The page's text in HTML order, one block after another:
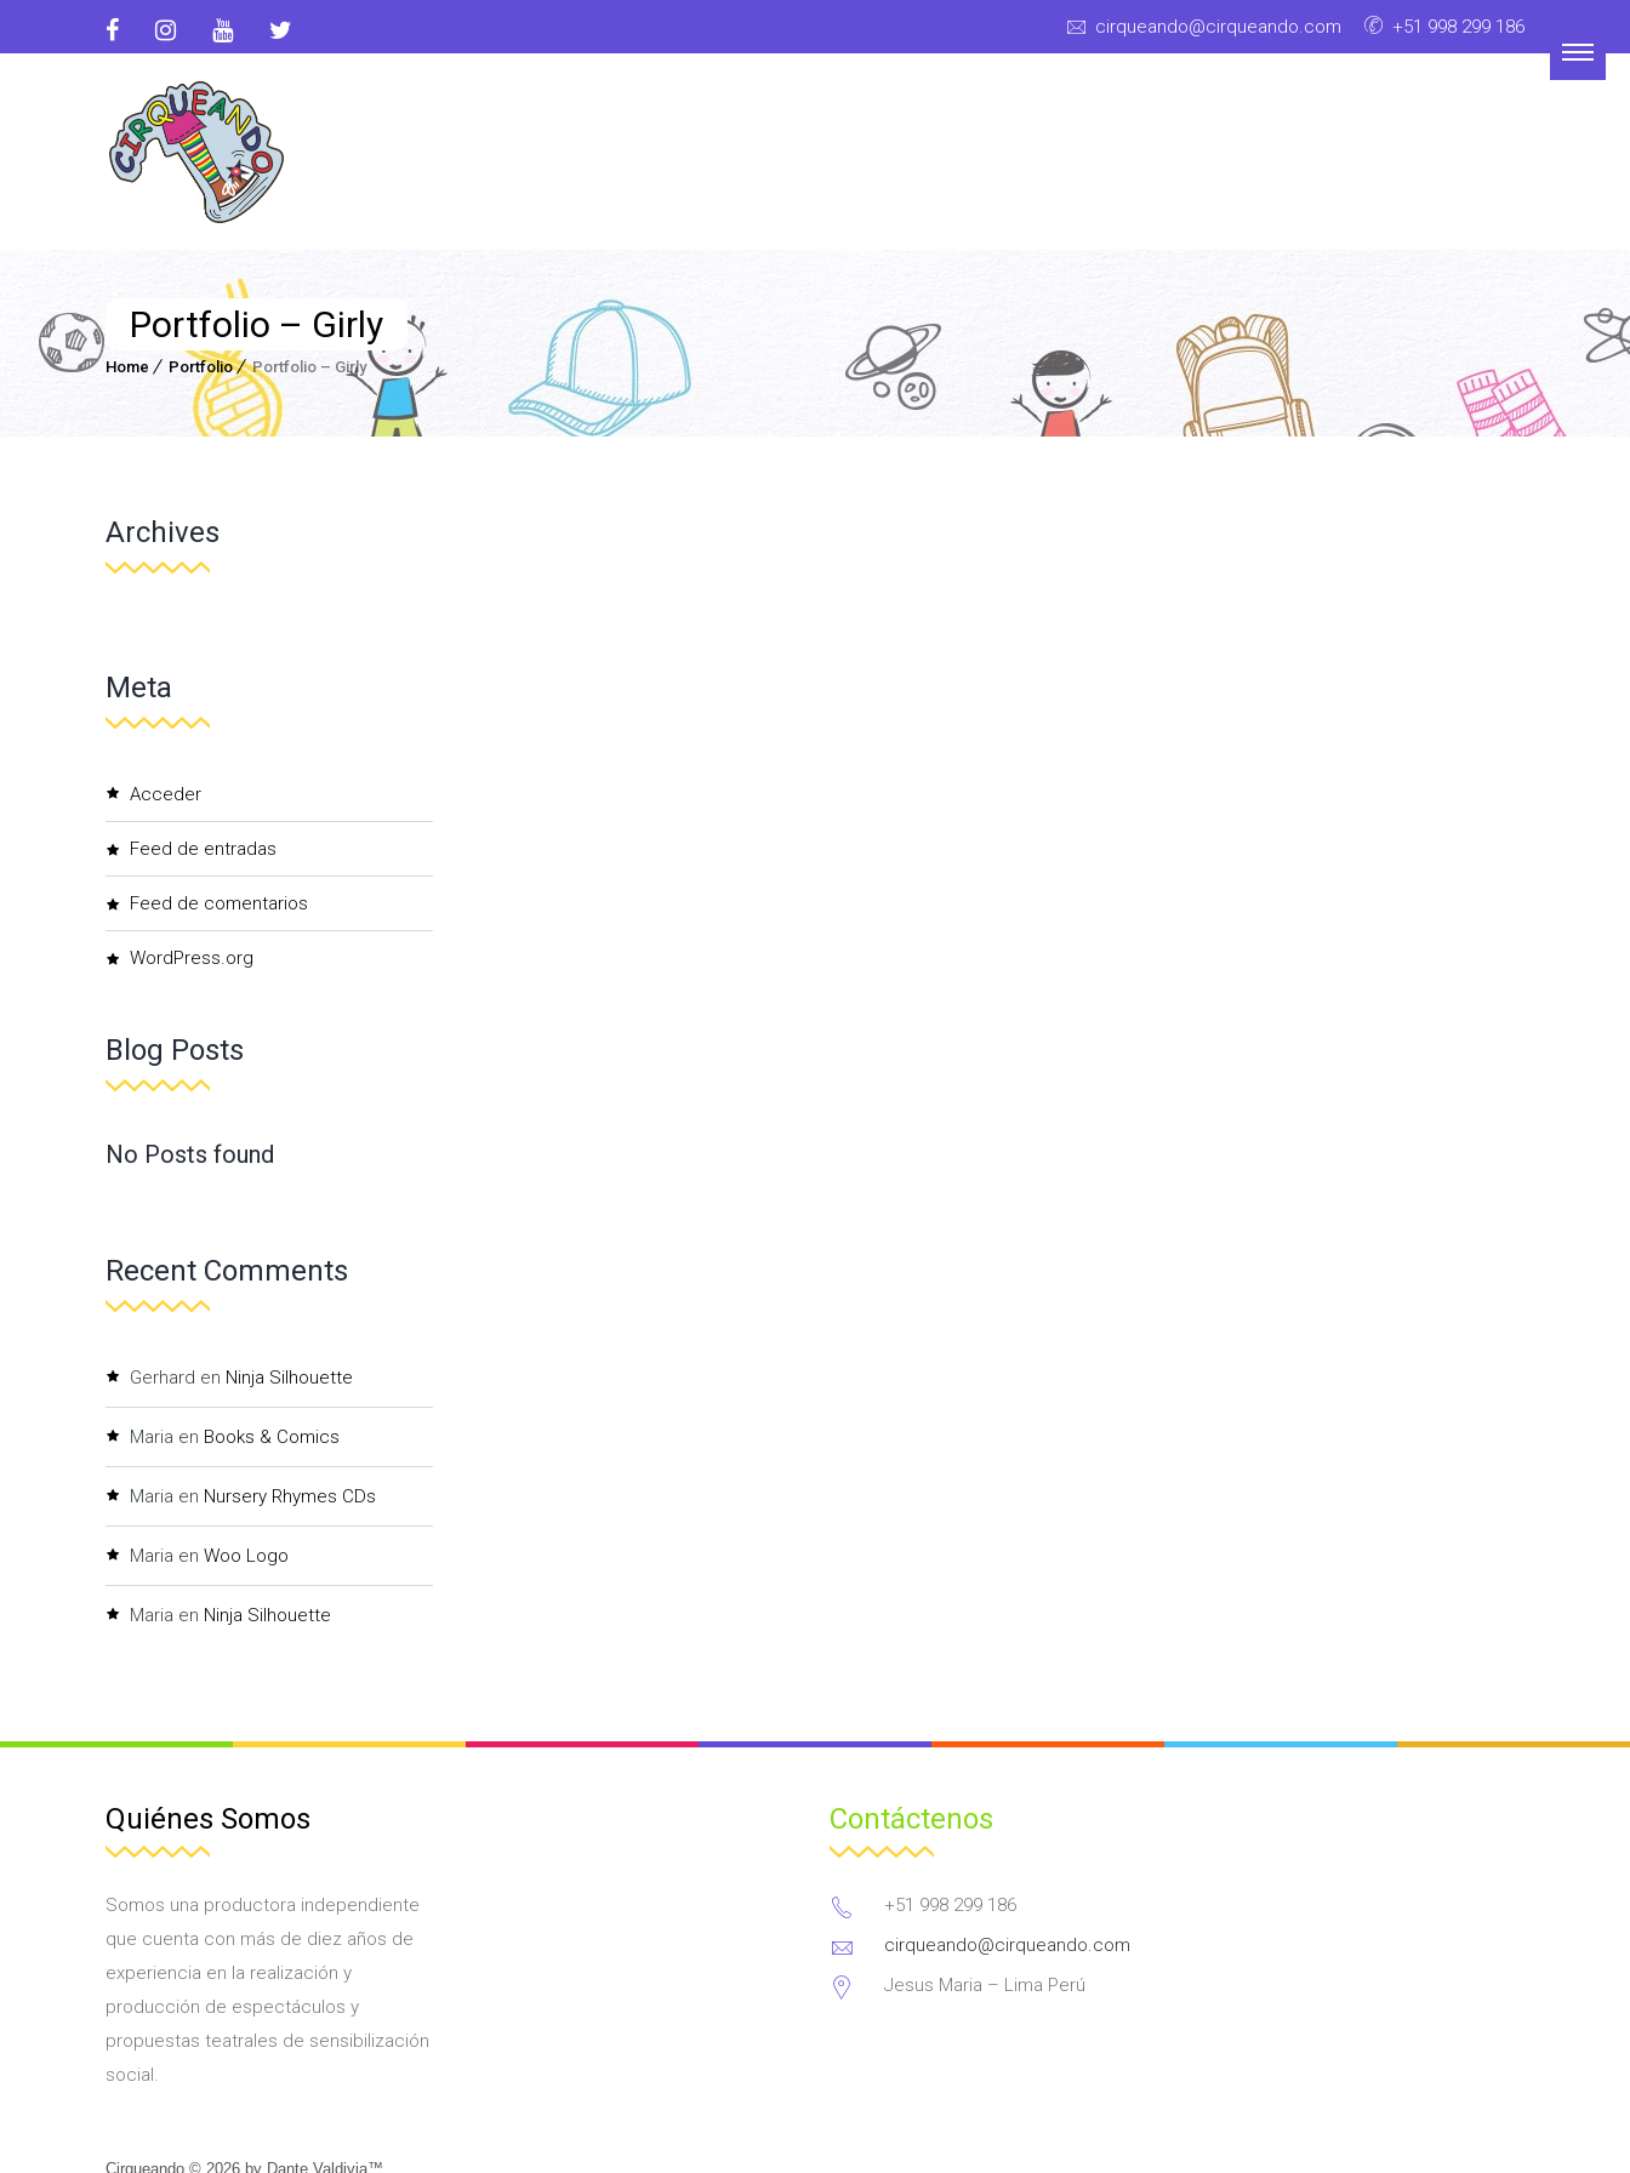
cirqueando@cirqueando.com +51 998 299 186
Portfolio – Girly
Home Portfolio Portfolio – Girly
Archives
Meta
Acceder
Feed de entradas
Feed de comentarios
WordPress.org
Blog Posts
No Posts found
Recent Comments
Gerhard en Ninja Silhouette
Maria en Books & Comics
Maria en Nursery Rhymes CDs
Maria en Woo Logo
Maria en Ninja Silhouette
Quiénes Somos
Somos una productora independiente
que cuenta con más de diez años de
experiencia en la realización y
producción de espectáculos y
propuestas teatrales de sensibilización
social.
Cirqueando © 2026 by Dante Valdivia™
Contáctenos
+51 998 299 186
cirqueando@cirqueando.com
Jesus Maria – Lima Perú